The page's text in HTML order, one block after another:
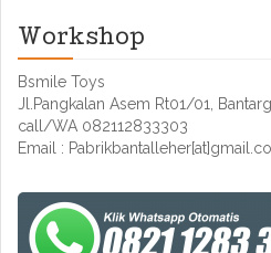
Workshop
Bsmile Toys
Jl.Pangkalan Asem Rt01/01,
call/WA 082112833303
Email :